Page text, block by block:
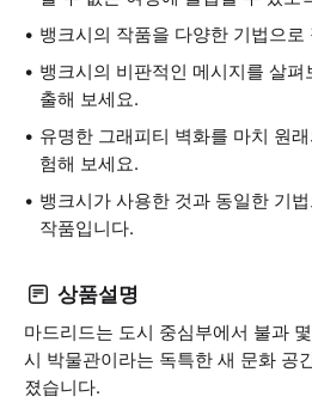
뱅크시의 작품을 다양한 기법으로
뱅크시의 비판적인 메시지를 살
출해 보세요.
유명한 그래피티 벽화를 마치 원
험해 보세요.
뱅크시가 사용한 것과 동일한 기
작품입니다.
상품설명
마드리드는 도시 중심부에서 불과
시 박물관이라는 독특한 새 문화 공
졌습니다.